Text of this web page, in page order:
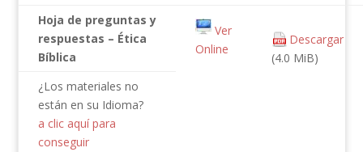
Hoja de preguntas y
respuestas – Ética
Bíblica
Ver
Online
Descargar
(4.0 MiB)
¿Los materiales no
están en su Idioma?
a clic aquí para
conseguir